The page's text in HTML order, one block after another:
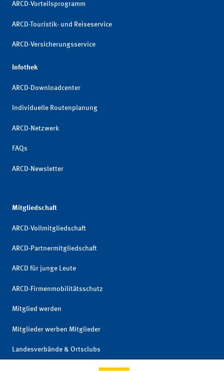
ARCD-Vorteilsprogramm
ARCD-Touristik- und Reiseservice
ARCD-Versicherungsservice
Infothek
ARCD-Downloadcenter
Individuelle Routenplanung
ARCD-Netzwerk
FAQs
ARCD-Newsletter
Mitgliedschaft
ARCD-Vollmitgliedschaft
ARCD-Partnermitgliedschaft
ARCD für junge Leute
ARCD-Firmenmobilitätsschutz
Mitglied werden
Mitglieder werben Mitglieder
Landesverbände & Ortsclubs